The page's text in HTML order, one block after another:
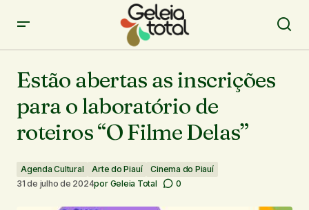
roteiros “O Filme Delas”
Estão abertas as inscrições
para o laboratório de
roteiros “O Filme Delas”
Agenda Cultural Arte do Piauí
Cinema do Piauí
31 de julho de 2024por Geleia Total 0